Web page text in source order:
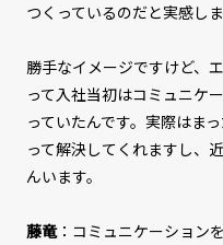
つくっているのだと実感しま
勝手なイメージですけど、
って入社当初はコミュニケ
っていたんです。実際はま
って解決してくれますし、
んいます。
藤竜：コミュニケーション